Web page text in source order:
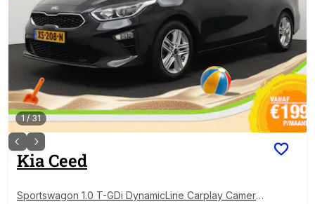
1/31
KiaCeed
Sportswagon 1.0 T-GDi DynamicLine Carplay Camera